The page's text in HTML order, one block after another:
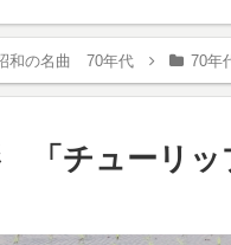
和の名曲 70年代 70年
「チューリ